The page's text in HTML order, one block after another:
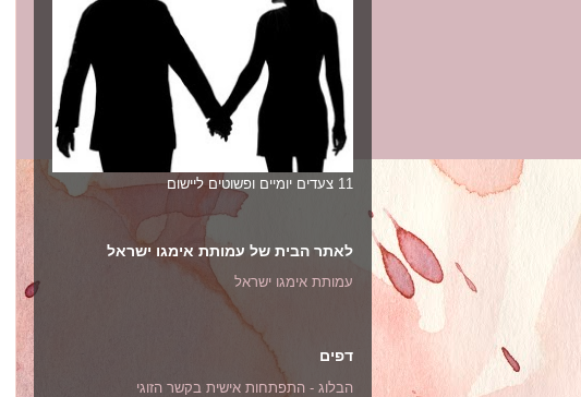
11 צעדים יומיים ופשוטים ליישום
לאתר הבית של עמותת אימגו ישראל
עמותת אימגו ישראל
דפים
הבלוג - התפתחות אישית בקשר הזוגי